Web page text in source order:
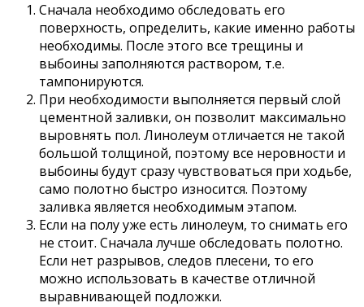
Сначала необходимо обследовать его
поверхность, определить, какие именно работы
необходимы. После этого все трещины и
выбоины заполняются раствором, т.е.
тампонируются.
При необходимости выполняется первый слой
цементной заливки, он позволит максимально
выровнять пол. Линолеум отличается не такой
большой толщиной, поэтому все неровности и
выбоины будут сразу чувствоваться при ходьбе,
само полотно быстро износится. Поэтому
заливка является необходимым этапом.
Если на полу уже есть линолеум, то снимать его
не стоит. Сначала лучше обследовать полотно.
Если нет разрывов, следов плесени, то его
можно использовать в качестве отличной
выравнивающей подложки.